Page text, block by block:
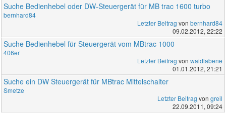
Suche Bedienhebel oder DW-Steuergerät für MB trac 1600 turbo
bernhard84
Letzter Beitrag von bernhard84
09.02.2012, 22:22
Suche Bedienhebel für Steuergerät vom MBtrac 1000
406er
Letzter Beitrag von waidlabene
01.01.2012, 21:21
Suche ein DW Steuergerät für MBtrac Mittelschalter
Smetze
Letzter Beitrag von greil
22.09.2011, 09:24